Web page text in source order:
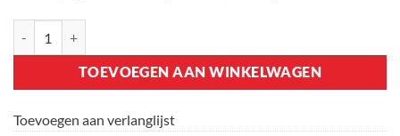
TOEVOEGEN AAN WINKELWAGEN
Toevoegen aan verlanglijst